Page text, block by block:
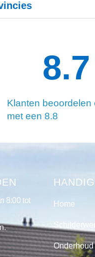
Klanten beoordelen
met een 8.8
8.8
8:00 tot
Home
Onderhoud